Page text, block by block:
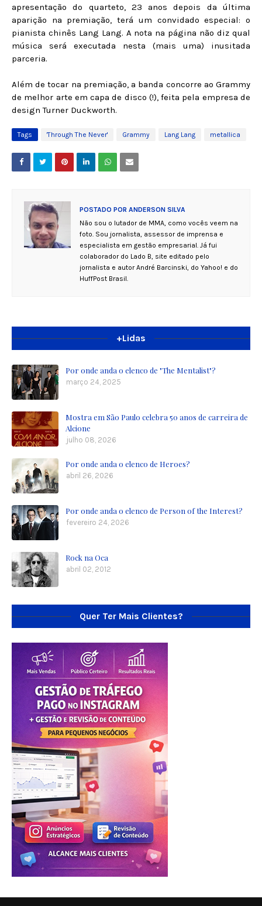
apresentação do quarteto, 23 anos depois da última
aparição na premiação, terá um convidado especial: o
pianista chinês Lang Lang. A nota na página não diz qual
música será executada nesta (mais uma) inusitada
parceria.
Além de tocar na premiação, a banda concorre ao Grammy
de melhor arte em capa de disco (!), feita pela empresa de
design Turner Duckworth.
Tags 'Through The Never' Grammy Lang Lang metallica
POSTADO POR ANDERSON SILVA
Não sou o lutador de MMA, como vocês veem na
foto. Sou jornalista, assessor de imprensa e
especialista em gestão empresarial. Já fui
colaborador do Lado B, site editado pelo
jornalista e autor André Barcinski, do Yahoo! e do
HuffPost Brasil.
+Lidas
Por onde anda o elenco de "The Mentalist"?
março 24, 2025
Mostra em São Paulo celebra 50 anos de carreira de
Alcione
julho 08, 2026
Por onde anda o elenco de Heroes?
abril 26, 2026
Por onde anda o elenco de Person of the Interest?
fevereiro 24, 2026
Rock na Oca
abril 02, 2012
Quer Ter Mais Clientes?